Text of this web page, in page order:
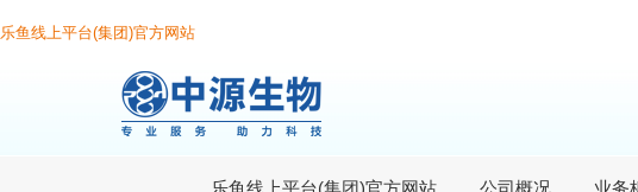
乐鱼线上平台(集团)官方网站
乐鱼线上平台(集团)官方网站 公司概况 业务